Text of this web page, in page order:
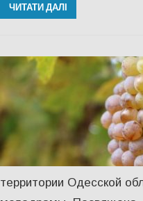
ЧИТАТИ ДАЛІ
территории Одесской